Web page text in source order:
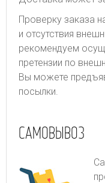
Проверку заказа
и отсутствия
рекомендуем
претензии по
Вы можете
посылки.
САМОВЫВОЗ